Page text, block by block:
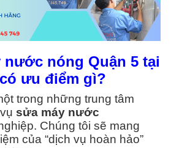
nước nóng Quận 5 tại
có ưu điểm gì?
trong những trung tâm
sửa máy nước
Chúng tôi sẽ mang
của “dịch vụ hoàn hảo”